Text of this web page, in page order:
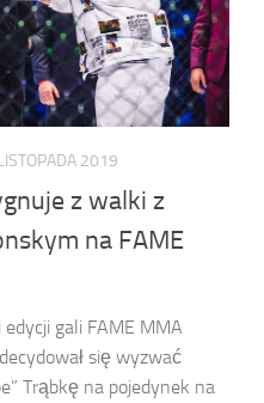
2019
z walki z
na FAME
gali FAME MMA
się wyzwać
Trąbkę na pojedynek na